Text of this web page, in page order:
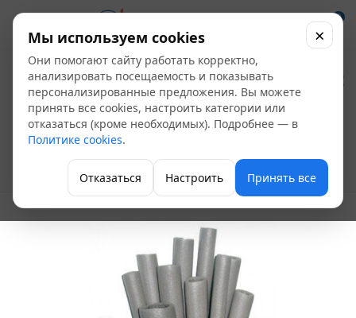
0
Изоляция Порилекс
НПЭ Т 13*57 (трубка 2
м, в уп. 23 шт)
Теплоизоляция
Мы используем cookies
Они помогают сайту работать корректно,
анализировать посещаемость и показывать
персонализированные предложения. Вы можете
принять все cookies, настроить категории или
отказаться (кроме необходимых). Подробнее — в
Политике cookies.
Отказаться Настроить Принять все
×